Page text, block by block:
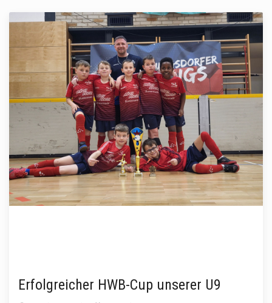
Erfolgreicher HWB-Cup unserer U9